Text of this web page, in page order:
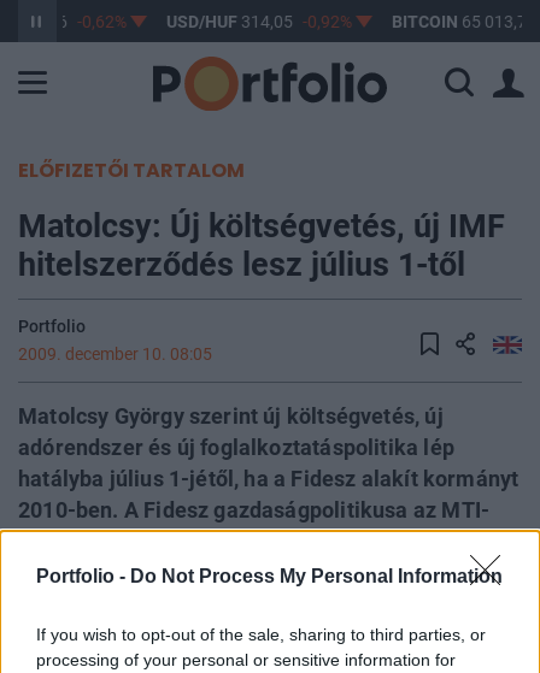
Portfolio - Do Not Process My Personal Information
If you wish to opt-out of the sale, sharing to third parties, or
processing of your personal or sensitive information for
363,16 -0,62% USD/HUF 314,05 -0,92% BITCOIN 65 013,72
ELŐFIZETŐI TARTALOM
Matolcsy: Új költségvetés, új IMF
hitelszerződés lesz július 1-től
Portfolio
2009. december 10. 08:05
Matolcsy György szerint új költségvetés, új
adórendszer és új foglalkoztatáspolitika lép
hatályba július 1-jétől, ha a Fidesz alakít kormányt
2010-ben. A Fidesz gazdaságpolitikusa az MTI-
kormánynak érdemes egy új készenléti hitel
(IMF).